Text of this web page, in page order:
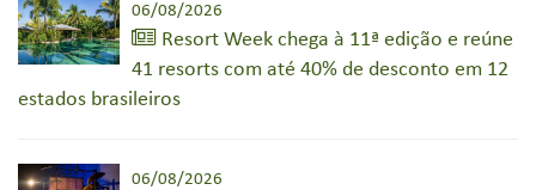
06/08/2026
Resort Week chega à 11ª edição e reúne
41 resorts com até 40% de desconto em 12
estados brasileiros
06/08/2026